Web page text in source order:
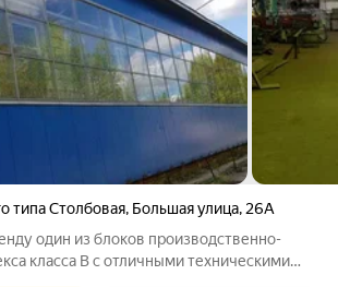
типа Столбовая, Большая улица, 26А
один из блоков производственно-
класса В с отличными техническими